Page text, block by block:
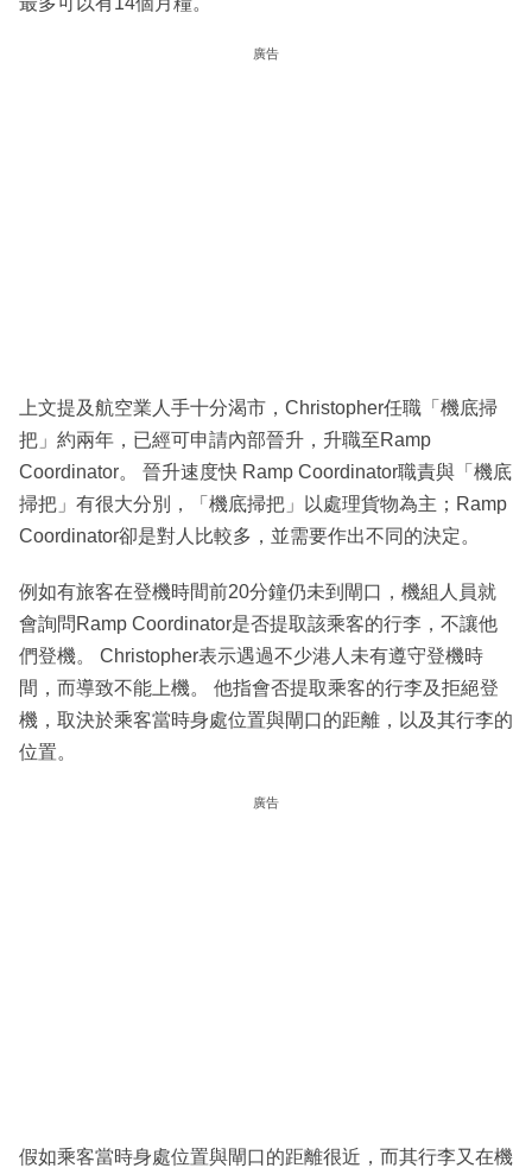
廣告
上文提及航空業人手十分渴市，Christopher任職「機底掃
把」約兩年，已經可申請內部晉升，升職至Ramp
Coordinator。 晉升速度快 Ramp Coordinator職責與「機底
掃把」有很大分別，「機底掃把」以處理貨物為主；Ramp
Coordinator卻是對人比較多，並需要作出不同的決定。
例如有旅客在登機時間前20分鐘仍未到閘口，機組人員就
會詢問Ramp Coordinator是否提取該乘客的行李，不讓他
們登機。 Christopher表示遇過不少港人未有遵守登機時
間，而導致不能上機。 他指會否提取乘客的行李及拒絕登
機，取決於乘客當時身處位置與閘口的距離，以及其行李的
位置。
廣告
假如乘客當時身處位置與閘口的距離很近，而其行李又在機